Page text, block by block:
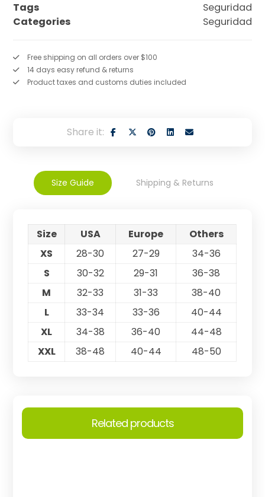
Tags
Seguridad
Categories
Seguridad
Free shipping on all orders over $100
14 days easy refund & returns
Product taxes and customs duties included
Size Guide Shipping & Returns
Size USA Europe
Others
XS
28-30 27-29
34-36
S
30-32 29-31
36-38
M
32-33 31-33
38-40
L
33-34 33-36
40-44
XL
34-38 36-40
44-48
XXL
38-48 40-44 48-50
Related products